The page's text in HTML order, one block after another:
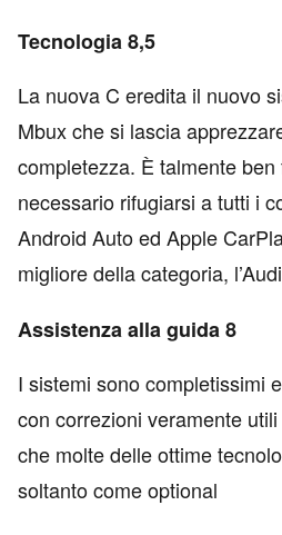
Tecnologia 8,5
La nuova C eredita il nuovo
Mbux che si lascia
completezza. È talmente
necessario rifugiarsi a tutti i
Android Auto ed Apple
migliore della categoria,
Assistenza alla guida 8
I sistemi sono completissimi
con correzioni veramente
che molte delle ottime
soltanto come optional